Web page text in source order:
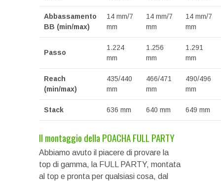
Abbassamento
BB (min/max)
14 mm/7
mm
14 mm/7
mm
14 mm/7
mm
Passo
1.224
mm
1.256
mm
1.291
mm
Reach
(min/max)
435/440
mm
466/471
mm
490/496
mm
Stack 636 mm 640 mm 649 mm
Il montaggio della POACHA FULL PARTY
Abbiamo avuto il piacere di provare la
top di gamma, la FULL PARTY, montata
al top e pronta per qualsiasi cosa, dal